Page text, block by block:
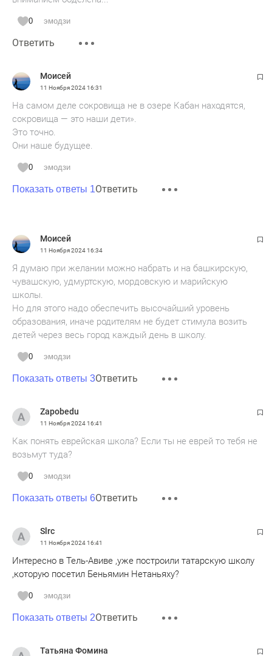
0 эмодзи
Ответить
Моисей
11 Ноября 202416:31
На самом деле сокровища не в озере Кабан находятся,
сокровища — это наши дети».
Это точно.
Они наше будущее.
0 эмодзи
Показать ответы 1Ответить
Моисей
11 Ноября 202416:34
Я думаю при желании можно набрать и на башкирскую,
чувашскую, удмуртскую, мордовскую и марийскую
школы.
Но для этого надо обеспечить высочайший уровень
образования, иначе родителям не будет стимула возить
детей через весь город каждый день в школу.
0 эмодзи
Показать ответы 3Ответить
Zapobedu
11 Ноября 202416:41
Как понять еврейская школа? Если ты не еврей то тебя не
возьмут туда?
0 эмодзи
Показать ответы 6Ответить
Slrc
11 Ноября 202416:41
Интересно в Тель-Авиве ,уже построили татарскую школу
,которую посетил Беньямин Нетаньяху?
0 эмодзи
Показать ответы 2Ответить
Татьяна Фомина